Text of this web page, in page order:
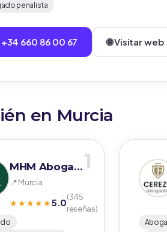
penalista
+34 660 86 00 67 🌐 Visitar web
en Murcia
1
MHM Abogados
📍 Murcia
★★★★★5.0(345
reseñas)